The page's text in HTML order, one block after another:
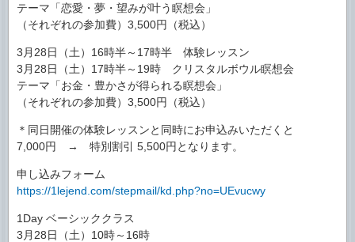
テーマ「恋愛・夢・望みが叶う瞑想会」
（それぞれの参加費）3,500円（税込）
3月28日（土）16時半～17時半 体験レッスン
3月28日（土）17時半～19時 クリスタルボウル瞑想会
テーマ「お金・豊かさが得られる瞑想会」
（それぞれの参加費）3,500円（税込）
＊同日開催の体験レッスンと同時にお申込みいただくと
7,000円 → 特別割引 5,500円となります。
申し込みフォーム
https://1lejend.com/stepmail/kd.php?no=UEvucwy
1Day ベーシッククラス
3月28日（土）10時～16時